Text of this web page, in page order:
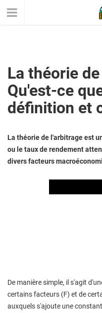
La théorie
Qu'est-ce
définition et
La théorie de l'arbitrage est
ou le taux de rendement
divers facteurs
De manière simple, il s'agit
certains facteurs (F) et de
auxquels s'ajoute une